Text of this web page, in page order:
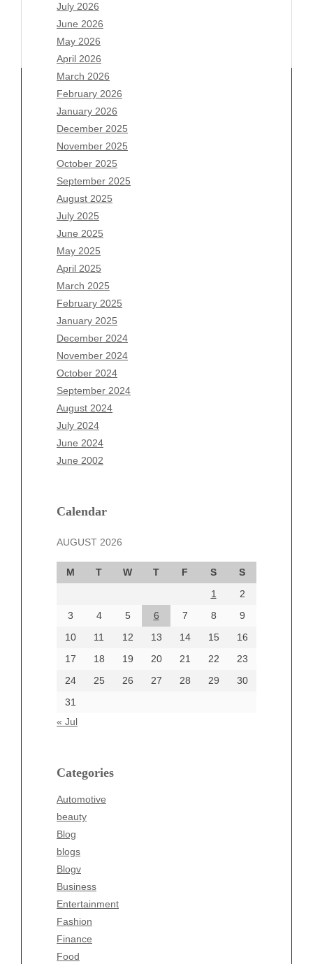
July 2026
June 2026
May 2026
April 2026
March 2026
February 2026
January 2026
December 2025
November 2025
October 2025
September 2025
August 2025
July 2025
June 2025
May 2025
April 2025
March 2025
February 2025
January 2025
December 2024
November 2024
October 2024
September 2024
August 2024
July 2024
June 2024
June 2002
Calendar
AUGUST 2026
M T W T F S
S
1
2
3
4 5 6 7 8
9
10
11 12 13 14 15
16
17
18 19 20 21 22
23
24
25 26 27 28 29
30
31
« Jul
Categories
Automotive
beauty
Blog
blogs
Blogv
Business
Entertainment
Fashion
Finance
Food
Archives
August 2026
July 2026
June 2026
May 2026
April 2026
March 2026
February 2026
January 2026
December 2025
November 2025
October 2025
September 2025
August 2025
July 2025
June 2025
May 2025
April 2025
March 2025
December 2024
October 2024
September 2024
August 2024
June 2024
Categories
beauty
Business
Entertainment
Fashion
Finance
Food
Health
Health & Wellness
News
pet
Technology